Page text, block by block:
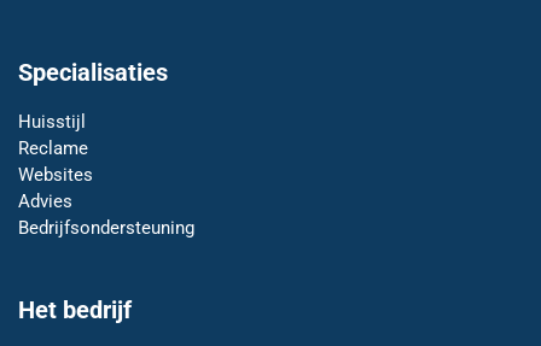
Specialisaties
Huisstijl
Reclame
Websites
Advies
Bedrijfsondersteuning
Het bedrijf